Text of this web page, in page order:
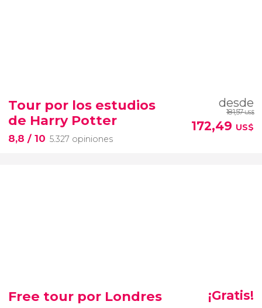
Tour por los estudios
de Harry Potter
8,8 / 10 5.327 opiniones
desde
181,57US$
172,49 US$
Free tour por Londres ¡Gratis!